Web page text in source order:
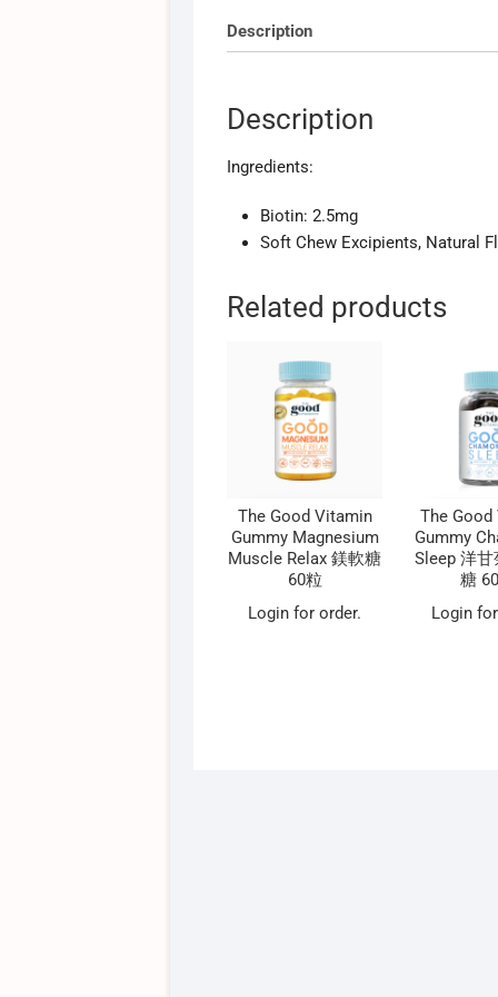
Description
Description
Ingredients:
Biotin: 2.5mg
Soft Chew Excipients, Natural
Related products
The Good Vitamin
Gummy Magnesium
Muscle Relax 鎂軟糖
60粒
Login for order.
The
Gummy
Sleep 洋
糖
Login